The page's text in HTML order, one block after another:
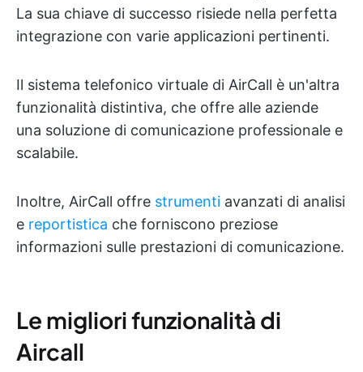
La sua chiave di successo risiede nella perfetta
integrazione con varie applicazioni pertinenti.
Il sistema telefonico virtuale di AirCall è un'altra
funzionalità distintiva, che offre alle aziende
una soluzione di comunicazione professionale e
scalabile.
Inoltre, AirCall offre strumenti avanzati di analisi
e reportistica che forniscono preziose
informazioni sulle prestazioni di comunicazione.
Le migliori funzionalità di
Aircall